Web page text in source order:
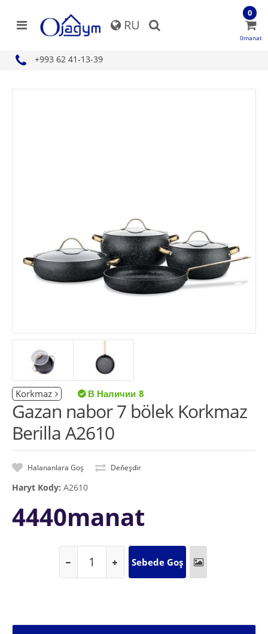
RU
+993 62 41-13-39
0
0manat
Korkmaz 8
Gazan nabor 7 bölek Korkmaz
Berilla A2610
Halananlara Goş Deňeşdir
Haryt Kody: A2610
4440manat